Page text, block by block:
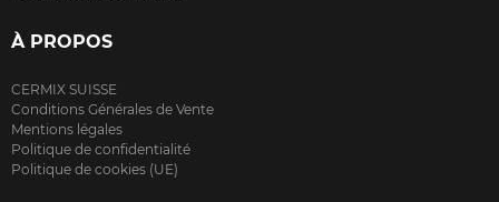
À PROPOS
CERMIX SUISSE
Conditions Générales de Vente
Mentions légales
Politique de confidentialité
Politique de cookies (UE)